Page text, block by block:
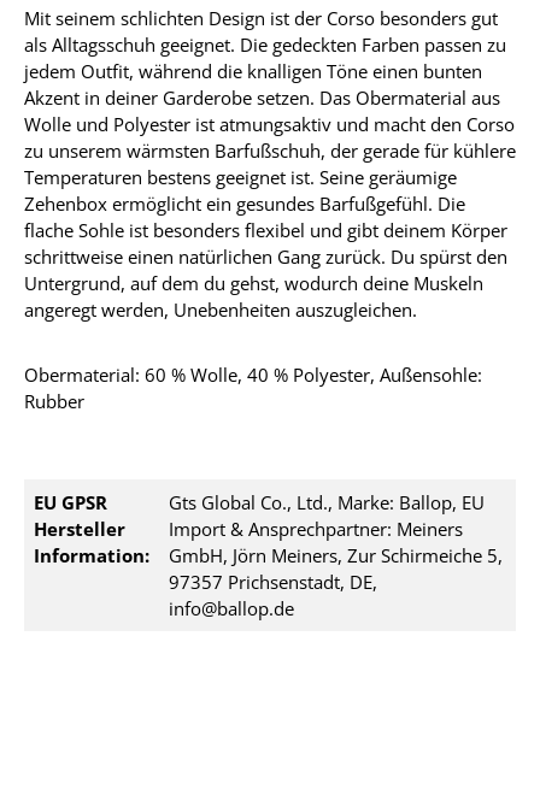
Mit seinem schlichten Design ist der Corso besonders gut
als Alltagsschuh geeignet. Die gedeckten Farben passen zu
jedem Outfit, während die knalligen Töne einen bunten
Akzent in deiner Garderobe setzen. Das Obermaterial aus
Wolle und Polyester ist atmungsaktiv und macht den Corso
zu unserem wärmsten Barfußschuh, der gerade für kühlere
Temperaturen bestens geeignet ist. Seine geräumige
Zehenbox ermöglicht ein gesundes Barfußgefühl. Die
flache Sohle ist besonders flexibel und gibt deinem Körper
schrittweise einen natürlichen Gang zurück. Du spürst den
Untergrund, auf dem du gehst, wodurch deine Muskeln
angeregt werden, Unebenheiten auszugleichen.
Obermaterial: 60 % Wolle, 40 % Polyester, Außensohle:
Rubber
EU GPSR
Hersteller
Information:
Gts Global Co., Ltd., Marke: Ballop, EU
Import & Ansprechpartner: Meiners
GmbH, Jörn Meiners, Zur Schirmeiche 5,
97357 Prichsenstadt, DE,
info@ballop.de